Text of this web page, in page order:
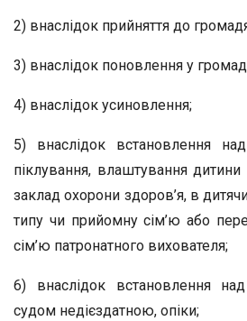
2) внаслідок прийняття до
3) внаслідок поновлення у
4) внаслідок усиновлення;
5) внаслідок встановлення
піклування, влаштування
заклад охорони здоров’я, в
типу чи прийомну сім’ю або
сім’ю патронатного вихователя;
6) внаслідок встановлення
судом недієздатною, опіки;